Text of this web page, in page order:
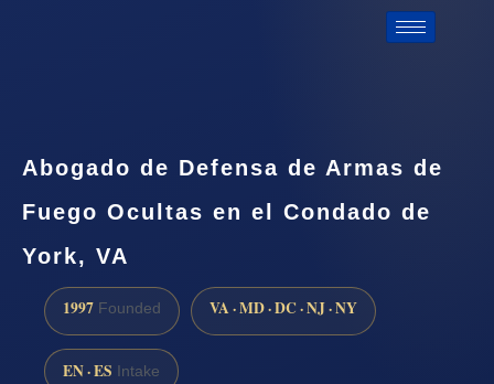
Abogado de Defensa de Armas de
Fuego Ocultas en el Condado de
York, VA
1997 Founded VA · MD · DC · NJ · NY
EN · ES Intake